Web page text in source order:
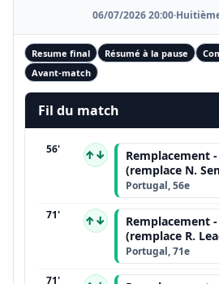
06/07/2026 20:00·
Resume final Résumé à la pause
Avant-match
Fil du match
56' ↑↓
Remplacement
(remplace N.
Portugal, 56e
71' ↑↓
Remplacement
(remplace R.
Portugal, 71e
71'